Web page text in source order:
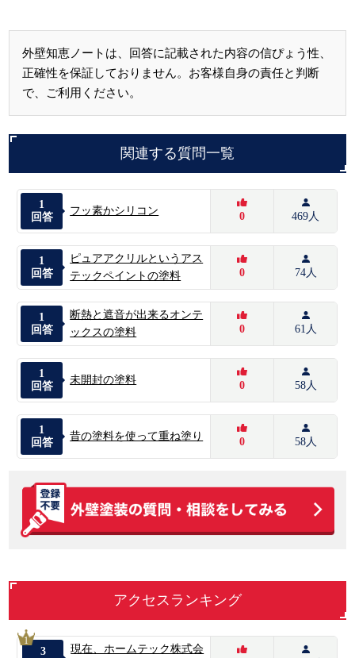
外壁知恵ノートは、回答に記載された内容の信ぴょう性、
正確性を保証しておりません。お客様自身の責任と判断
で、ご利用ください。
関連する質問一覧
1
回答
フッ素かシリコン 0 469人
1
回答
ピュアアクリルというアス
テックペイントの塗料
0 74人
1
回答
断熱と遮音が出来るオンテ
ックスの塗料
0 61人
1
回答
未開封の塗料 0 58人
1
回答
昔の塗料を使って重ね塗り 0 58人
アクセスランキング
1
3
現在、ホームテック株式会